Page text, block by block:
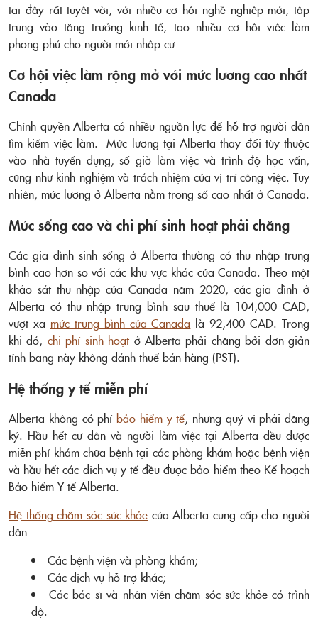
tại đây rất tuyệt vời, với nhiều cơ hội nghề nghiệp mới, tập
trung vào tăng trưởng kinh tế, tạo nhiều cơ hội việc làm
phong phú cho người mới nhập cư:
Cơ hội việc làm rộng mở với mức lương cao nhất
Canada
Chính quyền Alberta có nhiều nguồn lực để hỗ trợ người dân
tìm kiếm việc làm. Mức lương tại Alberta thay đổi tùy thuộc
vào nhà tuyển dụng, số giờ làm việc và trình độ học vấn,
cũng như kinh nghiệm và trách nhiệm của vị trí công việc. Tuy
nhiên, mức lương ở Alberta nằm trong số cao nhất ở Canada.
Mức sống cao và chi phí sinh hoạt phải chăng
Các gia đình sinh sống ở Alberta thường có thu nhập trung
bình cao hơn so với các khu vực khác của Canada. Theo một
khảo sát thu nhập của Canada năm 2020, các gia đình ở
Alberta có thu nhập trung bình sau thuế là 104,000 CAD,
vượt xa mức trung bình của Canada là 92,400 CAD. Trong
khi đó, chi phí sinh hoạt ở Alberta phải chăng bởi đơn giản
tỉnh bang này không đánh thuế bán hàng (PST).
Hệ thống y tế miễn phí
Alberta không có phí bảo hiểm y tế, nhưng quý vị phải đăng
ký. Hầu hết cư dân và người làm việc tại Alberta đều được
miễn phí khám chữa bệnh tại các phòng khám hoặc bệnh viện
và hầu hết các dịch vụ y tế đều được bảo hiểm theo Kế hoạch
Bảo hiểm Y tế Alberta.
Hệ thống chăm sóc sức khỏe của Alberta cung cấp cho người
dân:
Các bệnh viện và phòng khám;
Các dịch vụ hỗ trợ khác;
Các bác sĩ và nhân viên chăm sóc sức khỏe có trình
độ.